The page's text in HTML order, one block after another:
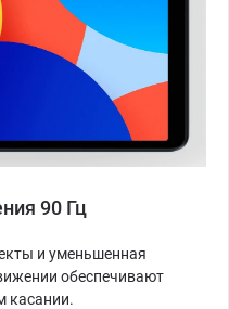
90 Гц
и уменьшенная
обеспечивают
касании.